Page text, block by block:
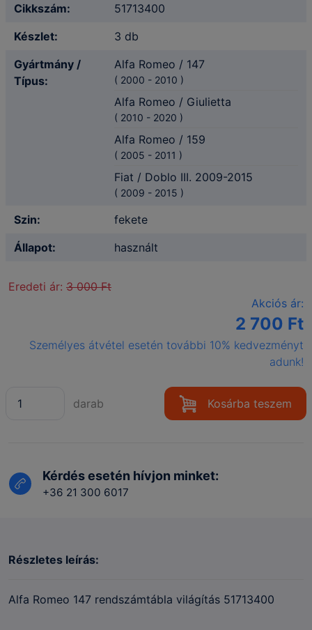
Cikkszám:
51713400
Készlet:
3 db
Gyártmány /
Típus:
Alfa Romeo / 147
( 2000 - 2010 )
Alfa Romeo / Giulietta
( 2010 - 2020 )
Alfa Romeo / 159
( 2005 - 2011 )
Fiat / Doblo III. 2009-2015
( 2009 - 2015 )
Szin:
fekete
Állapot:
használt
Eredeti ár: 3 000 Ft
Akciós ár:
2 700 Ft
Személyes átvétel esetén további 10% kedvezményt
adunk!
darab Kosárba teszem
Kérdés esetén hívjon minket:
+36 21 300 6017
Részletes leírás:
Alfa Romeo 147 rendszámtábla világítás 51713400